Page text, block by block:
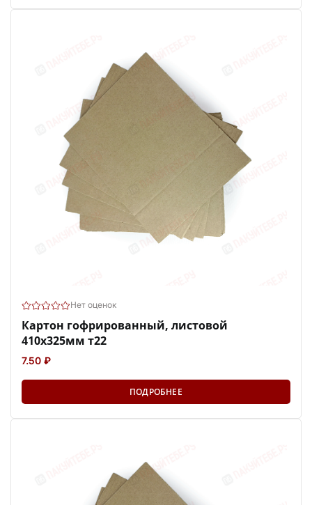
Нет оценок
Картон гофрированный, листовой
410х325мм т22
7.50 ₽
ПОДРОБНЕЕ